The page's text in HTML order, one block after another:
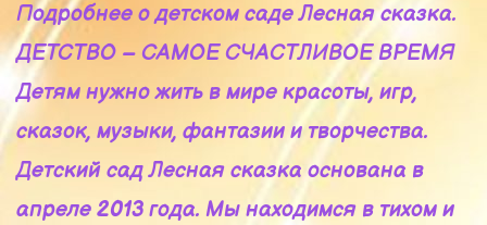
Подробнее о детском саде Лесная сказка.
ДЕТСТВО – САМОЕ СЧАСТЛИВОЕ ВРЕМЯ
Детям нужно жить в мире красоты, игр,
сказок, музыки, фантазии и творчества.
Детский сад Лесная сказка основана в
апреле 2013 года. Мы находимся в тихом и